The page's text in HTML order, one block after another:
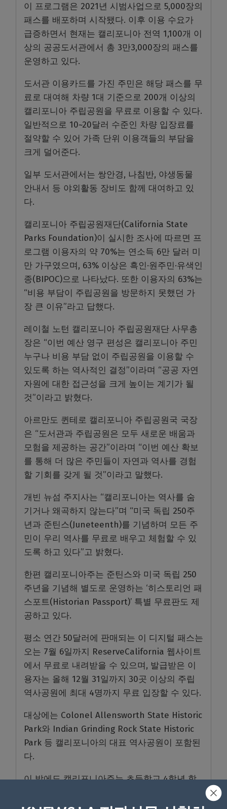
이 프로그램은 2021년 시범사업으로 5,000장의
패스를 배포하며 시작됐다. 이후 이용 수요가
급증하면서 현재는 캘리포니아 전역 1,100개 이
상의 공공도서관에서 총 3만3,000장의 패스를
운영하고 있다.
도서관 이용카드를 가진 주민은 해당 패스를 무
료로 대여해 차량 1대 기준으로 200개 이상의
캘리포니아 주립공원을 무료로 이용할 수 있다.
일반적으로 10~20달러 수준인 차량 입장료를
절약할 수 있어 가족 단위 이용객들의 부담을
크게 덜어준다.
일부 도서관에서는 쌍안경, 나침반, 야생동물
안내서 등 야외활동 장비도 함께 대여하고 있
다.
캘리포니아 주립공원재단(California State
Parks Foundation)이 실시한 조사에 따르면 프
로그램 이용자의 약 70%는 연소득 6만 달러 미
만 가구였으며, 63% 이상은 흑인·원주민·유색인
종(BIPOC)으로 나타났다. 또한 이용자의 63%는
“비용 부담이 주립공원을 방문하지 못했던 가
장 큰 이유”라고 답했다.
레이철 노턴 캘리포니아 주립공원재단 사무총
장은 “이번 예산 영구 편성은 캘리포니아 주민
누구나 비용 부담 없이 주립공원을 이용할 수
있도록 하는 역사적인 결정”이라며 “공공 자연
자원에 대한 접근성을 크게 높이는 계기가 될
것”이라고 밝혔다.
아르만도 퀸테로 캘리포니아 주립공원국 국장
은 “도서관과 주립공원은 모두 새로운 배움과
모험을 제공하는 공간”이라며 “이번 예산 확보
를 통해 더 많은 주민들이 자연과 역사를 경험
할 기회를 갖게 될 것”이라고 말했다.
개빈 뉴섬 주지사는 “캘리포니아는 역사를 숨
기거나 왜곡하지 않는다”며 “미국 독립 250주
년과 준틴스(Juneteenth)를 기념하며 모든 주
민이 우리 역사를 무료로 배우고 체험할 수 있
도록 하고 있다”고 밝혔다.
한편 캘리포니아주는 준틴스와 미국 독립 250
주년을 기념해 별도로 운영하는 ‘히스토리언 패
스포트(Historian Passport)’ 특별 무료판도 제
공하고 있다.
평소 연간 50달러에 판매되는 이 디지털 패스는
오는 7월 6일까지 ReserveCalifornia 웹사이트
에서 무료로 내려받을 수 있으며, 발급받은 이
용자는 올해 12월 31일까지 30곳 이상의 주립
역사공원에 최대 4명까지 무료 입장할 수 있다.
대상에는 Colonel Allensworth State Historic
Park와 Indian Grinding Rock State Historic
Park 등 캘리포니아의 대표 역사공원이 포함된
다.
이 밖에도 캘리포니아주는 초등학교 4학년 학
Pass)’, 저소득층과 일정 자격을 갖춘 시니어 및